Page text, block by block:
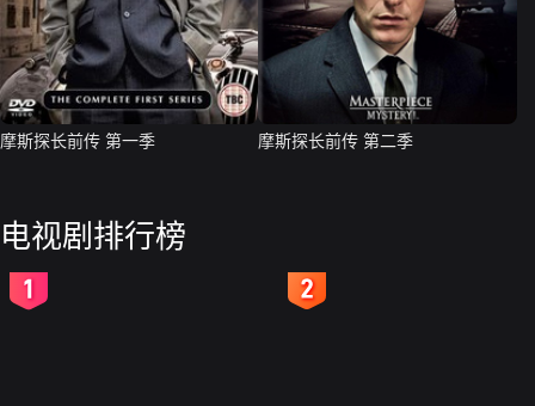
摩斯探长前传 第一季 摩斯探长前传 第二季
电视剧排行榜